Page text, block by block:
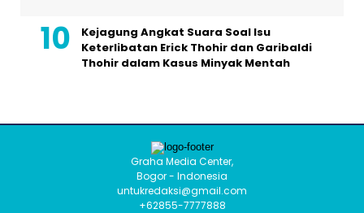
Kejagung Angkat Suara Soal Isu
Keterlibatan Erick Thohir dan Garibaldi
Thohir dalam Kasus Minyak Mentah
Graha Media Center,
Bogor - Indonesia
untukredaksi@gmail.com
+62855-7777888